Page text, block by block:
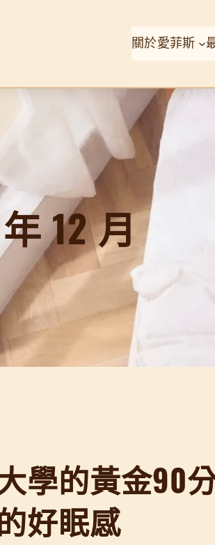
關於愛菲斯
12 月
學的黃金90
好眠感